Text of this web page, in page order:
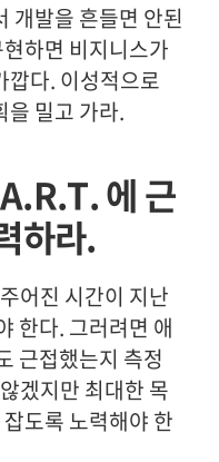
개발을 흔들면 안된
하면 비지니스가
깝다. 이성적으로
을 밀고 가라.
에 근
하라.
어진 시간이 지난
한다. 그러려면 애
근접했는지 측정
겠지만 최대한 목
도록 노력해야 한